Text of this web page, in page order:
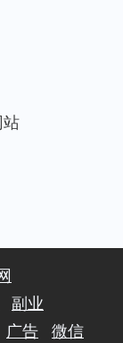
站
副业
广告
微信